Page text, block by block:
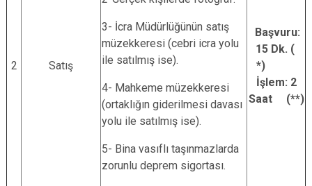
2 Satış
3- İcra Müdürlüğünün satış
müzekkeresi (cebri icra yolu
ile satılmış ise).
4- Mahkeme müzekkeresi
(ortaklığın giderilmesi davası
yolu ile satılmış ise).
5- Bina vasıflı taşınmazlarda
zorunlu deprem sigortası.
Başvuru:
15 Dk. (
*)
İşlem: 2
Saat (**)